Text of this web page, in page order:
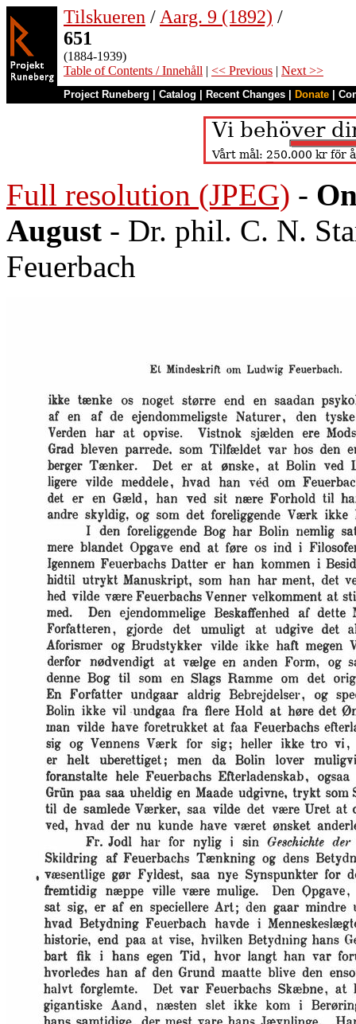
Tilskueren / Aarg. 9 (1892) /
651
(1884-1939)
Table of Contents / Innehåll | << Previous | Next >>
Project Runeberg Catalog Recent Changes Donate
Full resolution (JPEG) -
August - Dr. phil. C. N.
Feuerbach